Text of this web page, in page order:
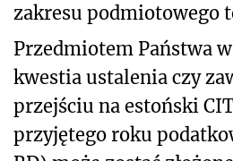
zakresu podmiotowego
Przedmiotem Państwa
kwestia ustalenia czy
przejściu na estoński
przyjętego roku